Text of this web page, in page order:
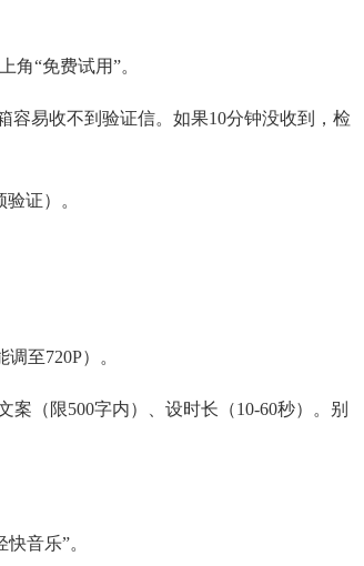
“免费试用”。
容易收不到验证信。如果10分钟没收到，检
证）。
至720P）。
（限500字内）、设时长（10-60秒）。别
音乐”。